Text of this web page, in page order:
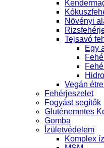
Növényi
Tejsavó
Egy
Vegán
Fehérjeszelet
Fogyást segítők
Gluténemntes
Gomba
Ízületvédelem
Komplex